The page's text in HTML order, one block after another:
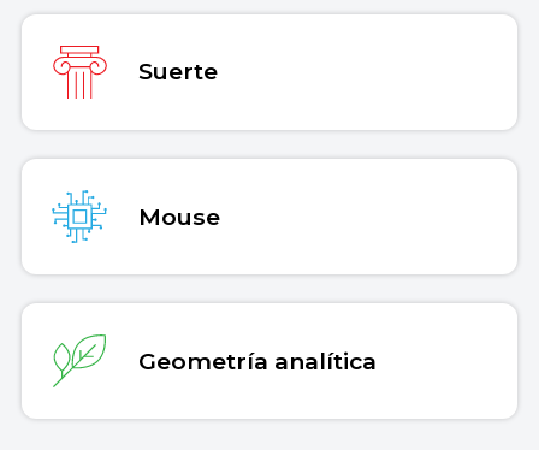
Suerte
Mouse
Geometría analítica